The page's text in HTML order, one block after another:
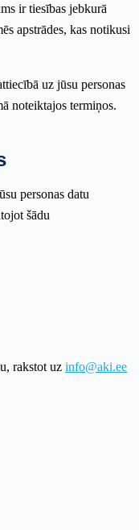
ir tiesības jebkurā
apstrādes, kas notikusi
uz jūsu personas
noteiktajos termiņos.
personas datu
šādu
rakstot uz info@aki.ee